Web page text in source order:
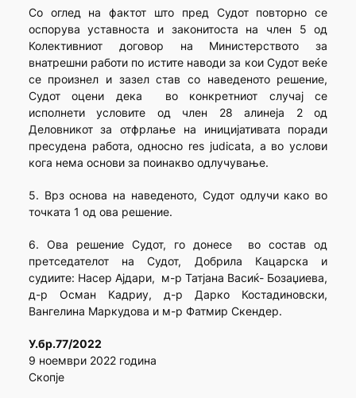
Со оглед на фактот што пред Судот повторно се
оспорува уставноста и законитоста на член 5 од
Колективниот договор на Министерството за
внатрешни работи по истите наводи за кои Судот веќе
се произнел и зазел став со наведеното решение,
Судот оцени дека во конкретниот случај се
исполнети условите од член 28 алинеја 2 од
Деловникот за отфрлање на иницијативата поради
пресудена работа, односно res judicata, а во услови
кога нема основи за поинакво одлучување.
5. Врз основа на наведеното, Судот одлучи како во
точката 1 од ова решение.
6. Ова решение Судот, го донесе во состав од
претседателот на Судот, Добрила Кацарска и
судиите: Насер Ајдари, м-р Татјана Васиќ- Бозаџиева,
д-р Осман Кадриу, д-р Дарко Костадиновски,
Вангелина Маркудова и м-р Фатмир Скендер.
У.бр.77/2022
9 ноември 2022 година
Скопје